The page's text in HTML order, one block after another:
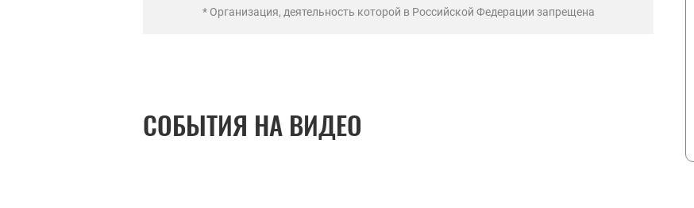
* Организация, деятельность которой в Российской Федерации запрещена
СОБЫТИЯ НА ВИДЕО